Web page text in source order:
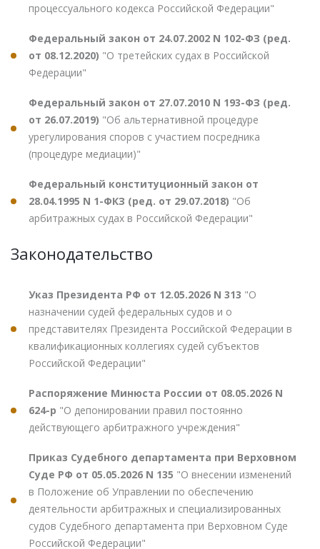
процессуального кодекса Российской Федерации"
Федеральный закон от 24.07.2002 N 102-ФЗ (ред.
от 08.12.2020) "О третейских судах в Российской
Федерации"
Федеральный закон от 27.07.2010 N 193-ФЗ (ред.
от 26.07.2019) "Об альтернативной процедуре
урегулирования споров с участием посредника
(процедуре медиации)"
Федеральный конституционный закон от
28.04.1995 N 1-ФКЗ (ред. от 29.07.2018) "Об
арбитражных судах в Российской Федерации"
Законодательство
Указ Президента РФ от 12.05.2026 N 313 "О
назначении судей федеральных судов и о
представителях Президента Российской Федерации в
квалификационных коллегиях судей субъектов
Российской Федерации"
Распоряжение Минюста России от 08.05.2026 N
624-р "О депонировании правил постоянно
действующего арбитражного учреждения"
Приказ Судебного департамента при Верховном
Суде РФ от 05.05.2026 N 135 "О внесении изменений
в Положение об Управлении по обеспечению
деятельности арбитражных и специализированных
судов Судебного департамента при Верховном Суде
Российской Федерации"